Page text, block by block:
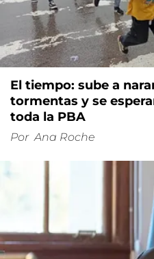
El tiempo: sube a
tormentas y se
toda la PBA
Por Ana Roche